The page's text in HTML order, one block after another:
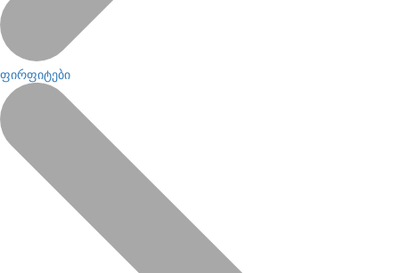
ფირფიტები